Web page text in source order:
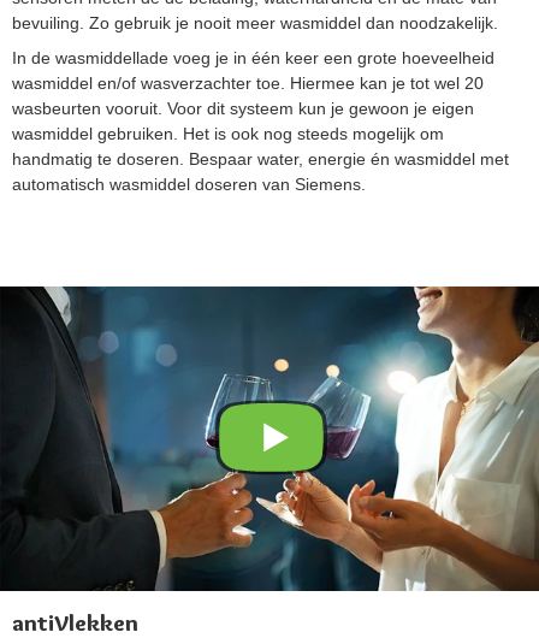
bevuiling. Zo gebruik je nooit meer wasmiddel dan noodzakelijk.
In de wasmiddellade voeg je in één keer een grote hoeveelheid
wasmiddel en/of wasverzachter toe. Hiermee kan je tot wel 20
wasbeurten vooruit. Voor dit systeem kun je gewoon je eigen
wasmiddel gebruiken. Het is ook nog steeds mogelijk om
handmatig te doseren. Bespaar water, energie én wasmiddel met
automatisch wasmiddel doseren van Siemens.
antiVlekken